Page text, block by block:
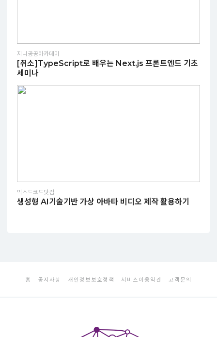
지니공공아카데미
[취소]TypeScript로 배우는 Next.js 프론트엔드 기초
세미나
믹스드코드닷컴
생성형 AI기술기반 가상 아바타 비디오 제작 활용하기
홈 공지사항 개인정보보호정책 서비스이용약관 고객문의